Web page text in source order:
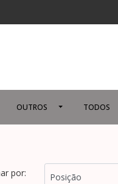
OUTROS TODOS
por: